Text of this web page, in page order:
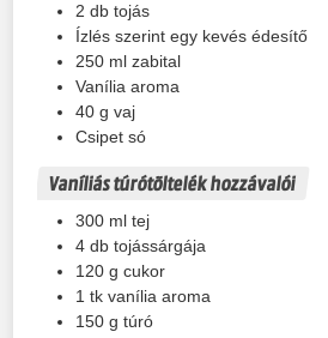
2 db tojás
Ízlés szerint egy kevés édesítő
250 ml zabital
Vanília aroma
40 g vaj
Csipet só
Vaníliás túrótöltelék hozzávalói
300 ml tej
4 db tojássárgája
120g cukor
1tk vanília aroma
150 g túró